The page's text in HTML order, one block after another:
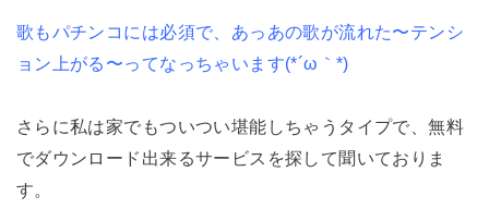
歌もパチンコには必須で、あっあの歌が流れた〜テンシ
ョン上がる〜ってなっちゃいます(*´ω｀*)
さらに私は家でもついつい堪能しちゃうタイプで、無料
でダウンロード出来るサービスを探して聞いておりま
す。